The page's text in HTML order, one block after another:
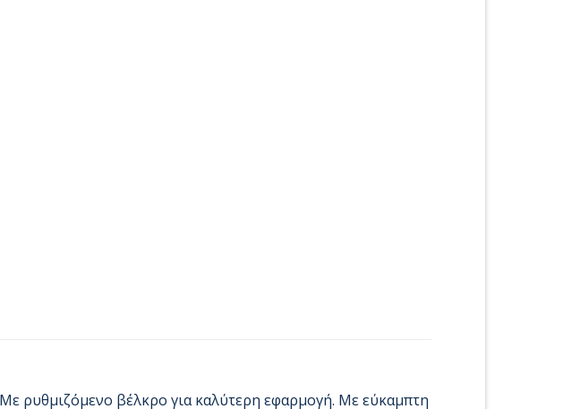
ρυθμιζόμενο βέλκρο για καλύτερη εφαρμογή. Με εύκαμπτη